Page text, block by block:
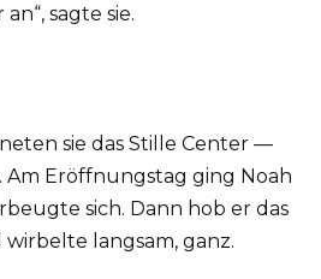
sagte sie.
sie das Stille Center —
Am Eröffnungstag ging Noah
sich. Dann hob er das
langsam, ganz.